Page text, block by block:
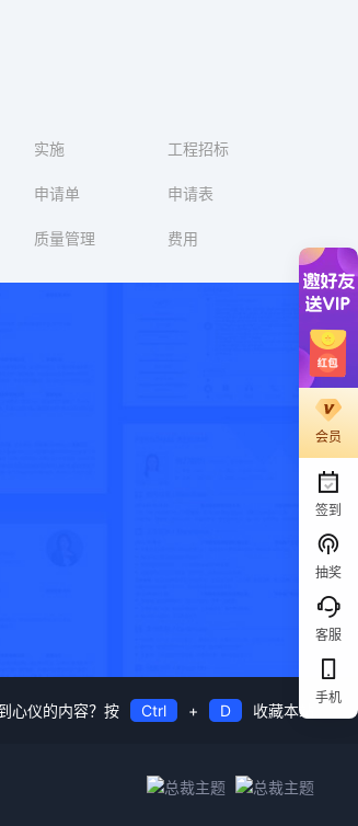
实施 工程招标
申请单 申请表
质量管理 费用
心仪的内容？按 Ctrl + D 收藏本站
会员
签到
抽奖
客服
手机